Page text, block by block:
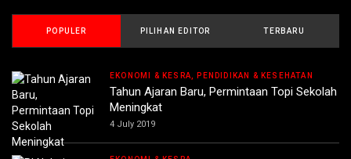
POPULER PILIHAN EDITOR TERBARU
EKONOMI & KESRA, PENDIDIKAN & KESEHATAN
Tahun Ajaran Baru, Permintaan Topi Sekolah
Meningkat
4 July 2019